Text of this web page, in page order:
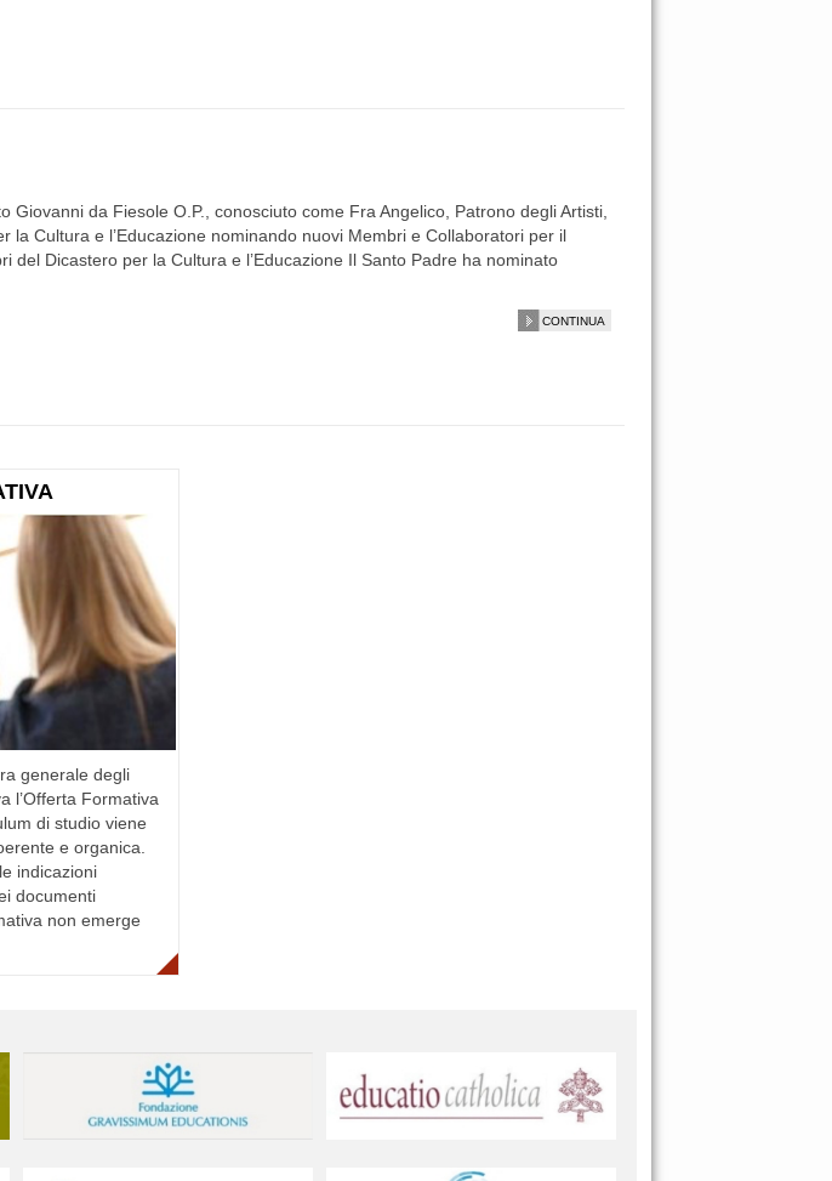
Giovanni da Fiesole O.P., conosciuto come Fra Angelico, Patrono degli Artisti,
la Cultura e l’Educazione nominando nuovi Membri e Collaboratori per il
del Dicastero per la Cultura e l’Educazione Il Santo Padre ha nominato
CONTINUA
generale degli
l’Offerta Formativa
di studio viene
e organica.
indicazioni
documenti
non emerge